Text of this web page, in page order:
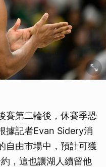
賽第二輪後，休賽季恐
據記者Evan Sidery消
自由市場中，預計可獲
，這也讓湖人續留他